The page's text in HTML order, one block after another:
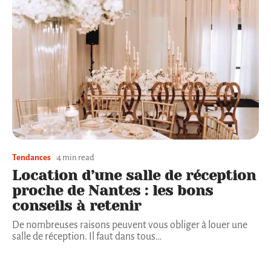
Tendances 4 min read
Location d’une salle de réception
proche de Nantes : les bons
conseils à retenir
De nombreuses raisons peuvent vous obliger à louer une
salle de réception. Il faut dans tous…